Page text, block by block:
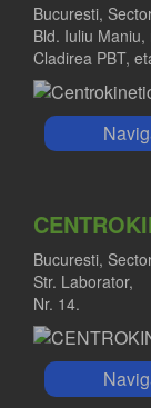
Bucuresti,
Bld. Iuliu Maniu,
Cladirea PBT,
Bucuresti,
Str. Laborator,
Nr. 14.